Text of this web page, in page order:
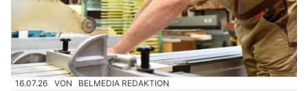
16.07.26 VON BELMEDIA REDAKTION